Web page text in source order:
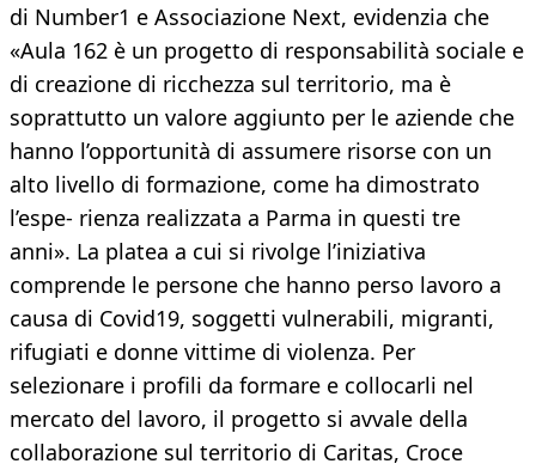
di Number1 e Associazione Next, evidenzia che
«Aula 162 è un progetto di responsabilità sociale e
di creazione di ricchezza sul territorio, ma è
soprattutto un valore aggiunto per le aziende che
hanno l’opportunità di assumere risorse con un
alto livello di formazione, come ha dimostrato
l’espe- rienza realizzata a Parma in questi tre
anni». La platea a cui si rivolge l’iniziativa
comprende le persone che hanno perso lavoro a
causa di Covid19, soggetti vulnerabili, migranti,
rifugiati e donne vittime di violenza. Per
selezionare i profili da formare e collocarli nel
mercato del lavoro, il progetto si avvale della
collaborazione sul territorio di Caritas, Croce